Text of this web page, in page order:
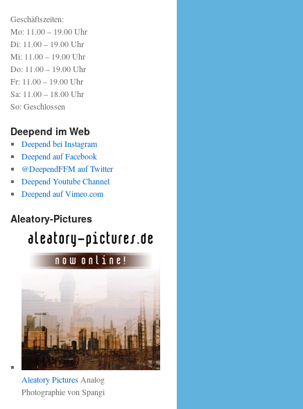
Geschäftszeiten:
Mo: 11.00 – 19.00 Uhr
Di: 11.00 – 19.00 Uhr
Mi: 11.00 – 19.00 Uhr
Do: 11.00 – 19.00 Uhr
Fr: 11.00 – 19.00 Uhr
Sa: 11.00 – 18.00 Uhr
So: Geschlossen
Deepend im Web
Deepend bei Instagram
Deepend auf Facebook
@DeependFFM auf Twitter
Deepend Youtube Channel
Deepend auf Vimeo.com
Aleatory-Pictures
Aleatory PicturesAnalog
Photographie von Spangi